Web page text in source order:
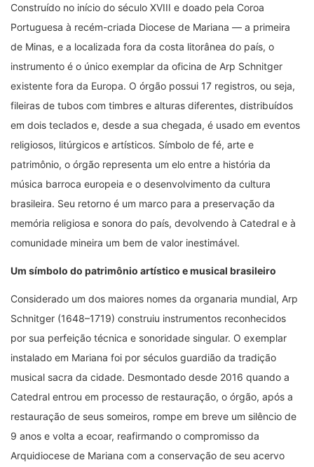
Construído no início do século XVIII e doado pela Coroa
Portuguesa à recém-criada Diocese de Mariana — a primeira
de Minas, e a localizada fora da costa litorânea do país, o
instrumento é o único exemplar da oficina de Arp Schnitger
existente fora da Europa. O órgão possui 17 registros, ou seja,
fileiras de tubos com timbres e alturas diferentes, distribuídos
em dois teclados e, desde a sua chegada, é usado em eventos
religiosos, litúrgicos e artísticos. Símbolo de fé, arte e
patrimônio, o órgão representa um elo entre a história da
música barroca europeia e o desenvolvimento da cultura
brasileira. Seu retorno é um marco para a preservação da
memória religiosa e sonora do país, devolvendo à Catedral e à
comunidade mineira um bem de valor inestimável.
Um símbolo do patrimônio artístico e musical brasileiro
Considerado um dos maiores nomes da organaria mundial, Arp
Schnitger (1648–1719) construiu instrumentos reconhecidos
por sua perfeição técnica e sonoridade singular. O exemplar
instalado em Mariana foi por séculos guardião da tradição
musical sacra da cidade. Desmontado desde 2016 quando a
Catedral entrou em processo de restauração, o órgão, após a
restauração de seus someiros, rompe em breve um silêncio de
9 anos e volta a ecoar, reafirmando o compromisso da
Arquidiocese de Mariana com a conservação de seu acervo